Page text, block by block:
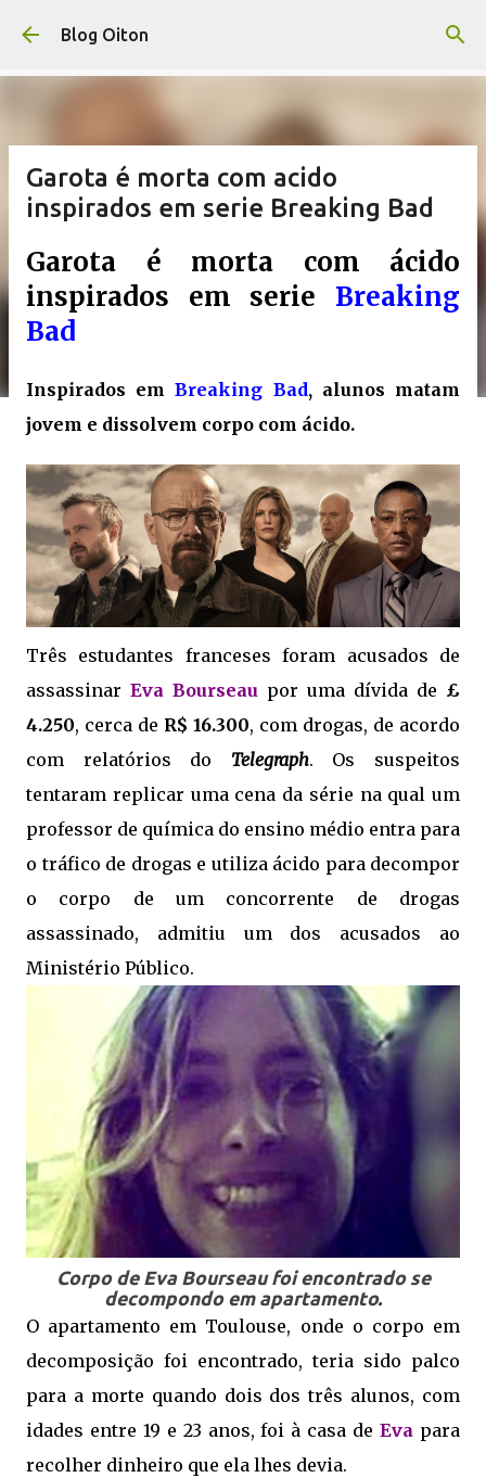
Pular para o conteúdo principal
Blog Oiton
Garota é morta com acido
inspirados em serie Breaking Bad
Garota é morta com ácido
inspirados em serie Breaking
Bad
Inspirados emBreaking Bad, alunos matam
jovem e dissolvem corpo com ácido.
Três estudantes franceses foram acusados de
assassinar Eva Bourseau por uma dívida de £
4.250, cerca de R$ 16.300, com drogas, de acordo
com relatórios do Telegraph. Os suspeitos
tentaram replicar uma cena da série na qual um
professor de química do ensino médio entra para
o tráfico de drogas e utiliza ácido para decompor
o corpo de um concorrente de drogas
assassinado, admitiu um dos acusados ao
Ministério Público.
Corpo de Eva Bourseau foi encontrado se
decompondo em apartamento.
O apartamento em Toulouse, onde o corpo em
decomposição foi encontrado, teria sido palco
para a morte quando dois dos três alunos, com
idades entre 19 e 23 anos, foi à casa deEva para
recolher dinheiro que ela lhes devia.